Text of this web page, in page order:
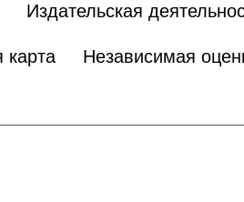
Издательская
карта Независимая